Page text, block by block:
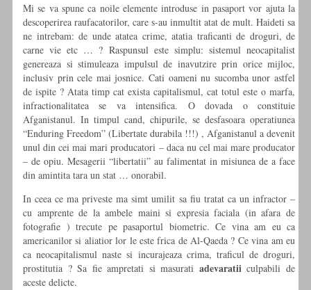
Mi se va spune ca noile elemente introduse in pasaport vor ajuta la
descoperirea raufacatorilor, care s-au inmultit atat de mult. Haideti sa
ne intrebam: de unde atatea crime, atatia traficanti de droguri, de
carne vie etc … ? Raspunsul este simplu: sistemul neocapitalist
genereaza si stimuleaza impulsul de inavutzire prin orice mijloc,
inclusiv prin cele mai josnice. Cati oameni nu sucomba unor astfel
de ispite ? Atata timp cat exista capitalismul, cat totul este o marfa,
infractionalitatea se va intensifica. O dovada o constituie
Afganistanul. In timpul cand, chipurile, se desfasoara operatiunea
“Enduring Freedom” (Libertate durabila !!!) , Afganistanul a devenit
unul din cei mai mari producatori – daca nu cel mai mare producator
– de opiu. Mesagerii “libertatii” au falimentat in misiunea de a face
din amintita tara un stat … onorabil.
In ceea ce ma priveste ma simt umilit sa fiu tratat ca un infractor –
cu amprente de la ambele maini si expresia faciala (in afara de
fotografie ) trecute pe pasaportul biometric. Ce vina am eu ca
americanilor si aliatior lor le este frica de Al-Qaeda ? Ce vina am eu
ca neocapitalismul naste si incurajeaza crima, traficul de droguri,
prostitutia ? Sa fie ampretati si masurati adevaratii culpabili de
aceste delicte.